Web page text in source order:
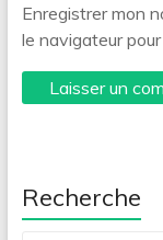
Enregistrer mon
le navigateur
Recherche